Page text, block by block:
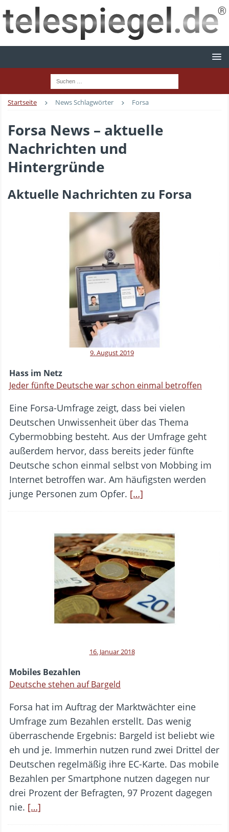
Startseite News Schlagwörter Forsa
Forsa News – aktuelle
Nachrichten und
Hintergründe
Aktuelle Nachrichten zu Forsa
9. August 2019
Hass im Netz
Jeder fünfte Deutsche war schon einmal betroffen
Eine Forsa-Umfrage zeigt, dass bei vielen
Deutschen Unwissenheit über das Thema
Cybermobbing besteht. Aus der Umfrage geht
außerdem hervor, dass bereits jeder fünfte
Deutsche schon einmal selbst von Mobbing im
Internet betroffen war. Am häufigsten werden
junge Personen zum Opfer. […]
16. Januar 2018
Mobiles Bezahlen
Deutsche stehen auf Bargeld
Forsa hat im Auftrag der Marktwächter eine
Umfrage zum Bezahlen erstellt. Das wenig
überraschende Ergebnis: Bargeld ist beliebt wie
eh und je. Immerhin nutzen rund zwei Drittel der
Deutschen regelmäßig ihre EC-Karte. Das mobile
Bezahlen per Smartphone nutzen dagegen nur
drei Prozent der Befragten, 97 Prozent dagegen
nie. […]